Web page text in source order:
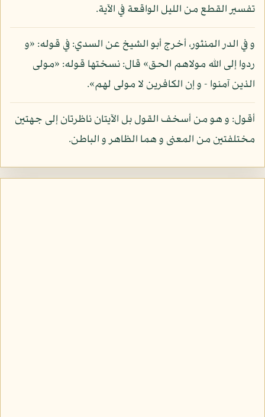
تفسير القطع من الليل الواقعة في الآية.
و في الدر المنثور، أخرج أبو الشيخ عن السدي: في قوله: «و
ردوا إلى الله مولاهم الحق» قال: نسختها قوله: «مولى
الذين آمنوا - و إن الكافرين لا مولى لهم».
أقول: و هو من أسخف القول بل الآيتان ناظرتان إلى جهتين
مختلفتين من المعنى و هما الظاهر و الباطن.